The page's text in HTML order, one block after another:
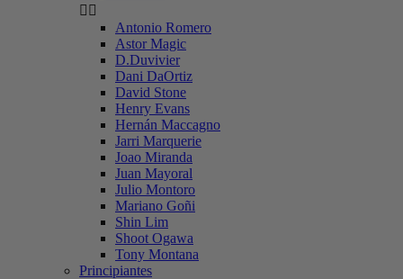
 
Antonio Romero
Astor Magic
D.Duvivier
Dani DaOrtiz
David Stone
Henry Evans
Hernán Maccagno
Jarri Marquerie
Joao Miranda
Juan Mayoral
Julio Montoro
Mariano Goñi
Shin Lim
Shoot Ogawa
Tony Montana
Principiantes